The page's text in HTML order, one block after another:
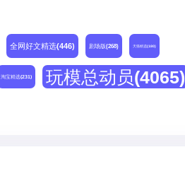
全网好文精选(446) 剧场版(268) 天猫精选(180)
淘宝精选(231) 玩模总动员(4065)